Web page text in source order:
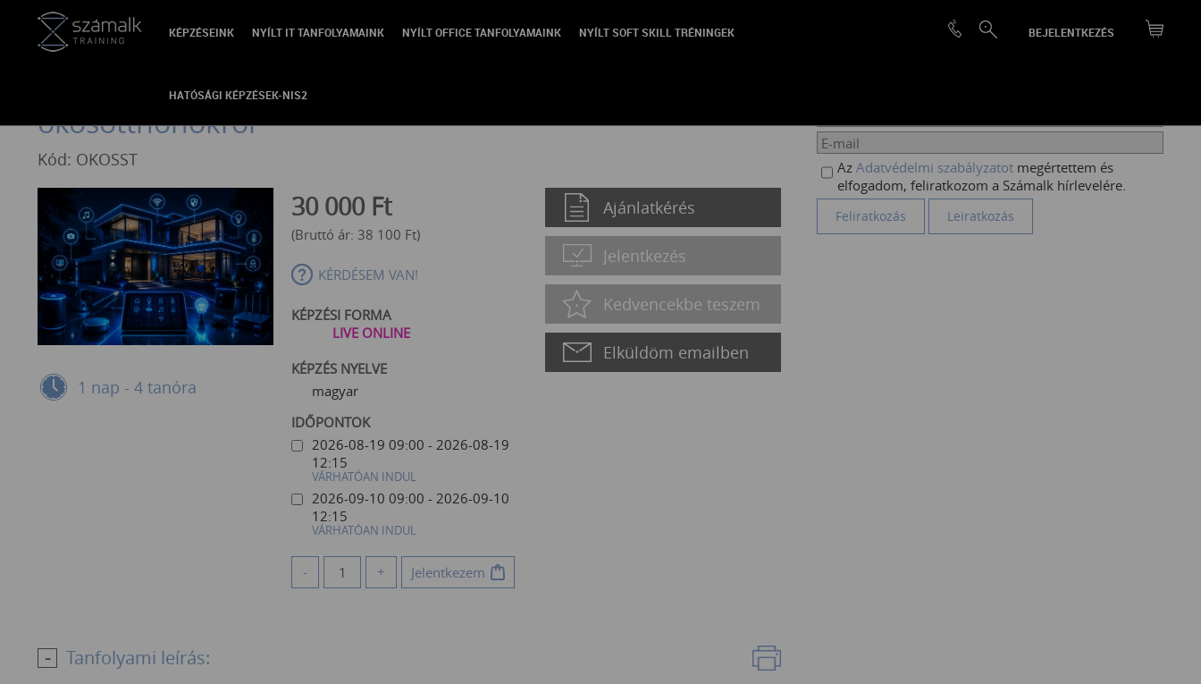
BEJELENTKEZÉS
KÉPZÉSEINK NYÍLT IT TANFOLYAMAINK NYÍLT OFFICE TANFOLYAMAINK NYÍLT SOFT SKILL TRÉNINGEK
HATÓSÁGI KÉPZÉSEK-NIS2
VISSZA
OkosOtthon Start webinár– Minden, amit tudnod kell az
okosotthonokról
Kód: OKOSST
1 nap - 4 tanóra
30 000 Ft
(Bruttó ár: 38 100 Ft)
KÉRDÉSEM VAN!
KÉPZÉSI FORMA
LIVE ONLINE
KÉPZÉS NYELVE
magyar
IDŐPONTOK
2026-08-19 09:00 - 2026-08-19
12:15
VÁRHATÓAN INDUL
2026-09-10 09:00 - 2026-09-10
12:15
VÁRHATÓAN INDUL
- + Jelentkezem
Ajánlatkérés
Jelentkezés
Kedvencekbe teszem
Elküldöm emailben
Tanfolyami leírás:
Az Adatvédelmi szabályzatot megértettem és
elfogadom, feliratkozom a Számalk hírlevelére.